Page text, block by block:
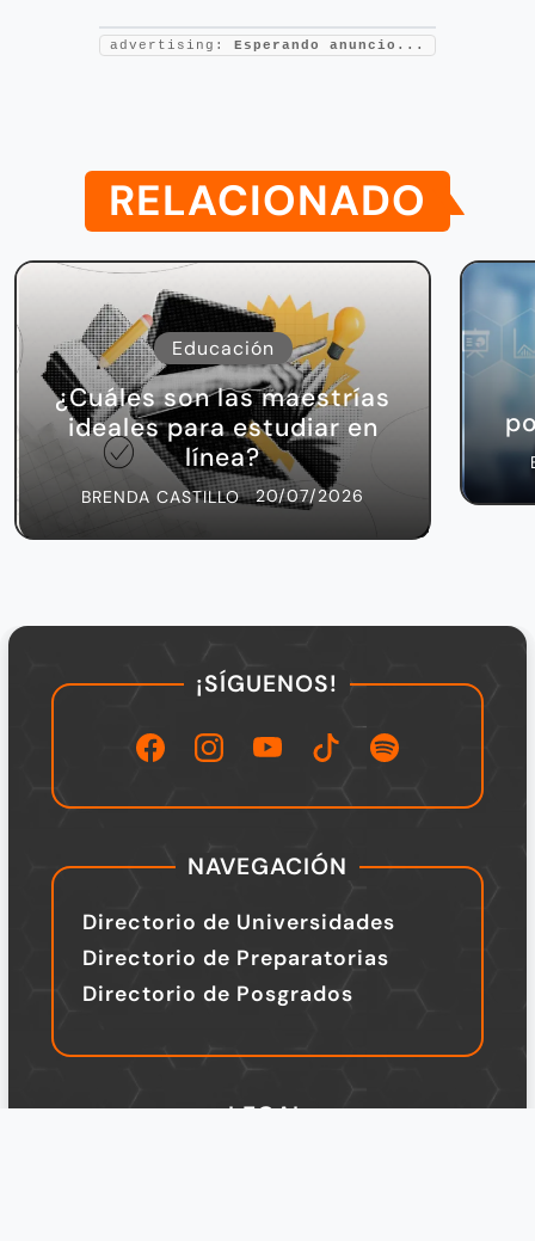
advertising: Esperando anuncio...
RELACIONADO
Educación
¿Cuáles son las maestrías
ideales para estudiar en
línea?
BRENDA CASTILLO 20/07/2026
¡SÍGUENOS!
NAVEGACIÓN
Directorio de Universidades
Directorio de Preparatorias
Directorio de Posgrados
LEGAL